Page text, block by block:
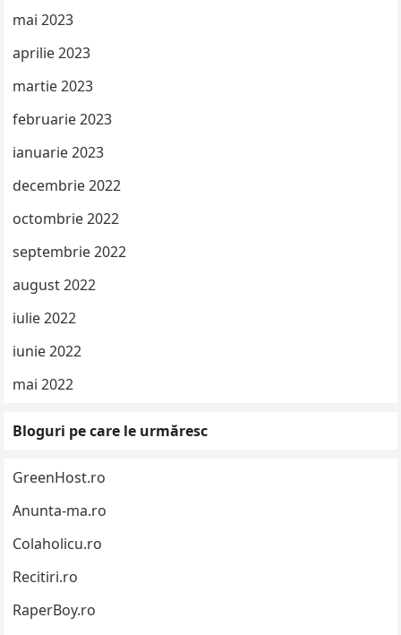
mai 2023
aprilie 2023
martie 2023
februarie 2023
ianuarie 2023
decembrie 2022
octombrie 2022
septembrie 2022
august 2022
iulie 2022
iunie 2022
mai 2022
Bloguri pe care le urmăresc
GreenHost.ro
Anunta-ma.ro
Colaholicu.ro
Recitiri.ro
RaperBoy.ro